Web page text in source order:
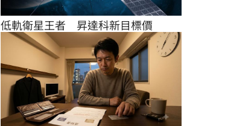
低軌衛星王者　昇達科新目標價